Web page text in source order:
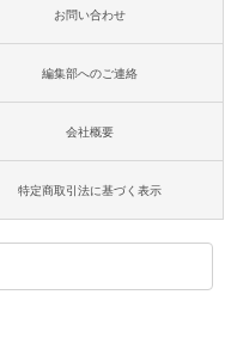
お問い合わせ
編集部へのご連絡
会社概要
特定商取引法に基づく表示